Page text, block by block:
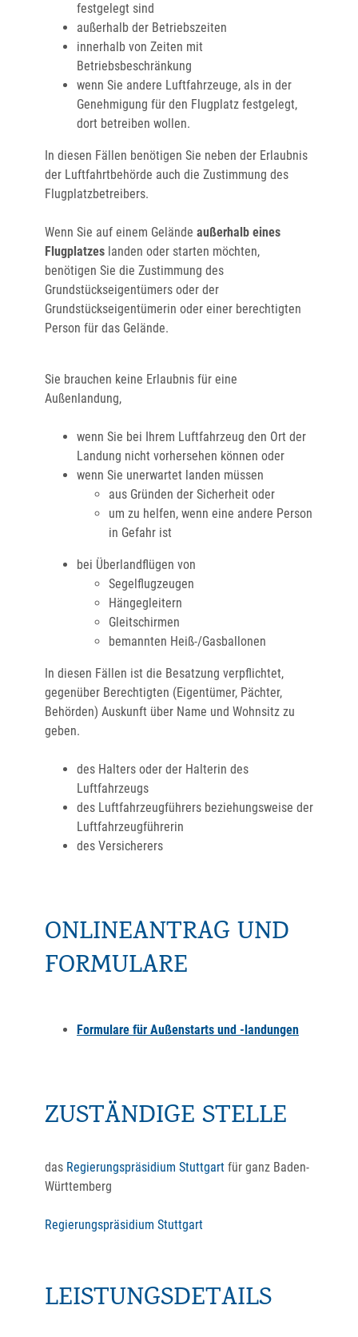
festgelegt sind
außerhalb der Betriebszeiten
innerhalb von Zeiten mit
Betriebsbeschränkung
wenn Sie andere Luftfahrzeuge, als in der
Genehmigung für den Flugplatz festgelegt,
dort betreiben wollen.
In diesen Fällen benötigen Sie neben der Erlaubnis
der Luftfahrtbehörde auch die Zustimmung des
Flugplatzbetreibers.
Wenn Sie auf einem Gelände außerhalb eines
Flugplatzes landen oder starten möchten,
benötigen Sie die Zustimmung des
Grundstückseigentümers oder der
Grundstückseigentümerin oder einer berechtigten
Person für das Gelände.
Sie brauchen keine Erlaubnis für eine
Außenlandung,
wenn Sie bei Ihrem Luftfahrzeug den Ort der
Landung nicht vorhersehen können oder
wenn Sie unerwartet landen müssen
aus Gründen der Sicherheit oder
um zu helfen, wenn eine andere Person
in Gefahr ist
bei Überlandflügen von
Segelflugzeugen
Hängegleitern
Gleitschirmen
bemannten Heiß-/Gasballonen
In diesen Fällen ist die Besatzung verpflichtet,
gegenüber Berechtigten (Eigentümer, Pächter,
Behörden) Auskunft über Name und Wohnsitz zu
geben.
des Halters oder der Halterin des
Luftfahrzeugs
des Luftfahrzeugführers beziehungsweise der
Luftfahrzeugführerin
des Versicherers
ONLINEANTRAG UND
FORMULARE
Formulare für Außenstarts und -landungen
ZUSTÄNDIGE STELLE
das Regierungspräsidium Stuttgart für ganz Baden-
Württemberg
Regierungspräsidium Stuttgart
LEISTUNGSDETAILS